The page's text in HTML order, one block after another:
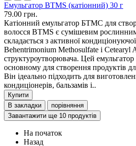
Емульгатор BTMS (катіонний) 30 г
79.00 грн.
Катіонний емульгатор БТМС для
волосся BTMS є сумішевим
складається з активної
Behentrimonium Methosulfate і Cetearyl
структуроутворювача. Цей емульгатор
основному для створення продуктів
Він ідеально підходить для
кондиціонерів, бальзамів і..
Купити
В закладки
порівняння
Завантажити ще 10 продуктів
На початок
Назад